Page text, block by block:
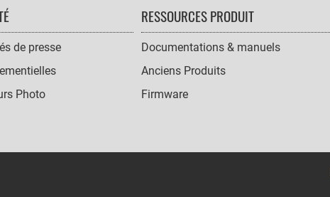
de presse
Photo
RESSOURCES PRODUIT
Documentations & manuels
Anciens Produits
Firmware